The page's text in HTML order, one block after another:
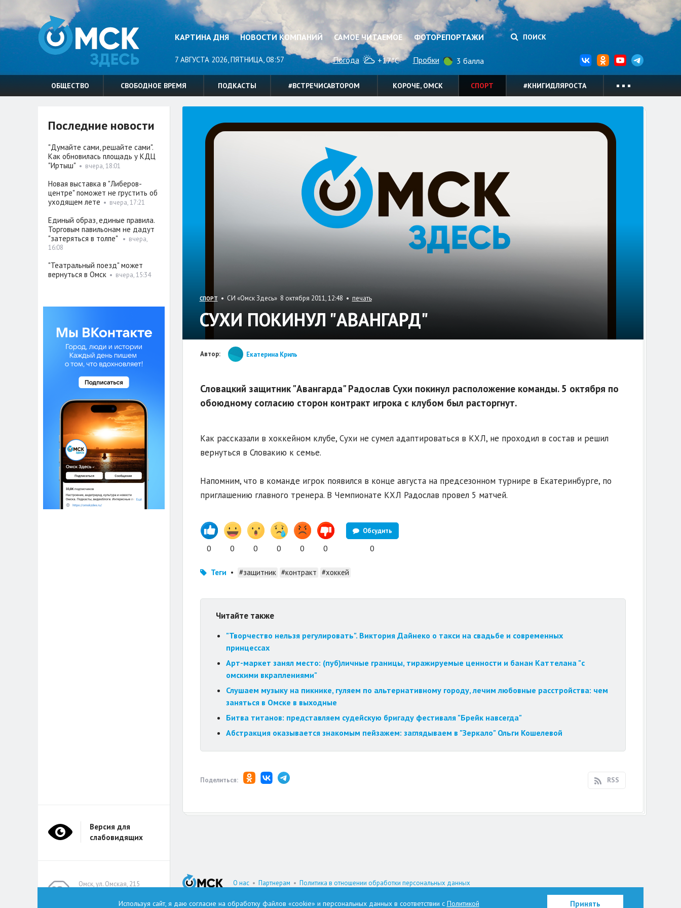
КАРТИНА ДНЯ НОВОСТИ КОМПАНИЙ САМОЕ ЧИТАЕМОЕ ФОТОРЕПОРТАЖИ ПОИСК
7 АВГУСТА 2026, ПЯТНИЦА, 08:57 Погода +17°C Пробки 3 балла
ОБЩЕСТВО СВОБОДНОЕ ВРЕМЯ ПОДКАСТЫ #ВСТРЕЧИСАВТОРОМ КОРОЧЕ, ОМСК СПОРТ #КНИГИДЛЯРОСТА
СПОРТ • СИ «Омск Здесь» 8 октября 2011, 12:48 • печать
СУХИ ПОКИНУЛ "АВАНГАРД"
Автор: Екатерина Криль
Словацкий защитник "Авангарда" Радослав Сухи покинул расположение команды. 5 октября по
обоюдному согласию сторон контракт игрока с клубом был расторгнут.
Как рассказали в хоккейном клубе, Сухи не сумел адаптироваться в КХЛ, не проходил в состав и решил
вернуться в Словакию к семье.
Напомним, что в команде игрок появился в конце августа на предсезонном турнире в Екатеринбурге, по
приглашению главного тренера. В Чемпионате КХЛ Радослав провел 5 матчей.
0 0 0 0 0 0
Обсудить
0
Теги • #защитник #контракт #хоккей
Читайте также
"Творчество нельзя регулировать". Виктория Дайнеко о такси на свадьбе и современных
принцессах
Арт-маркет занял место: (пуб)личные границы, тиражируемые ценности и банан Каттелана "с
омскими вкраплениями"
Слушаем музыку на пикнике, гуляем по альтернативному городу, лечим любовные расстройства: чем
заняться в Омске в выходные
Битва титанов: представляем судейскую бригаду фестиваля "Брейк навсегда"
Абстракция оказывается знакомым пейзажем: заглядываем в "Зеркало" Ольги Кошелевой
Поделиться: RSS
Последние новости
"Думайте сами, решайте сами".
Как обновилась площадь у КДЦ
"Иртыш" • вчера, 18:01
Новая выставка в "Либеров-
центре" поможет не грустить об
уходящем лете • вчера, 17:21
Единый образ, единые правила.
Торговым павильонам не дадут
"затеряться в толпе"
• вчера,
16:08
"Театральный поезд" может
вернуться в Омск• вчера, 15:34
О нас• Партнерам • Политика в отношении обработки персональных данных
Омск, ул. Омская, 215
omskzdes@inbox.ru
Версия для
слабовидящих
Используя сайт, я даю согласие на обработку файлов «cookie» и персональных данных в соответствии с Политикой Принять